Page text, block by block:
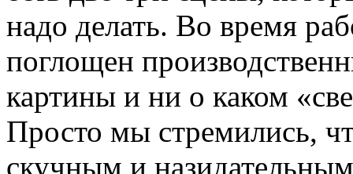
надо делать. Во время
поглощен
картины и ни о каком
Просто мы стремились,
скучным и